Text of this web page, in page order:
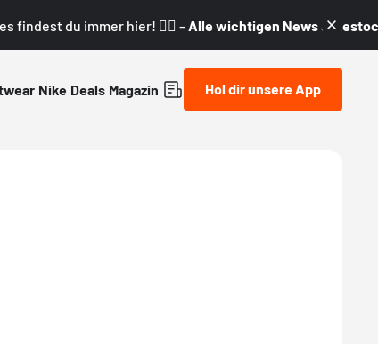
findest du immer hier! 👇🏼 – Alle wichtigen News &
Nike Deals Magazin Hol dir unsere App